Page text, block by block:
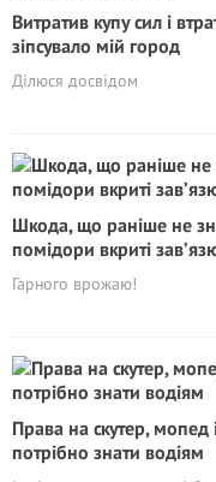
Витратив купу сил і
зіпсувало мій город
Ділюся досвідом
Шкода, що раніше не
помідори вкриті
Гарного врожаю!
Права на скутер,
потрібно знати водіям